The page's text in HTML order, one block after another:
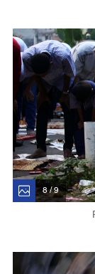
8 / 9